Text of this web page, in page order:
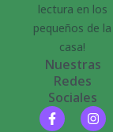
lectura en los
pequeños de la
casa!
Nuestras
Redes
Sociales